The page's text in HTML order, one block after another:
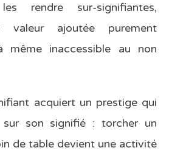
rendre sur-signifiantes,
valeur ajoutée purement
même inaccessible au non
acquiert un prestige qui
son signifié : torcher un
de table devient une activité